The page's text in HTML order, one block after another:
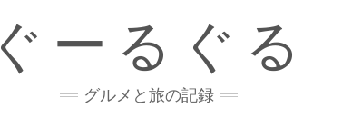
ぐーるぐる
グルメと旅の記録